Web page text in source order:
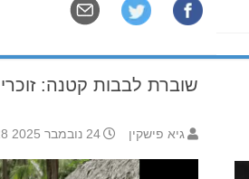
שוברת לבבות קטנה:
גיא פישקין 24 נובמבר 2025 9:28